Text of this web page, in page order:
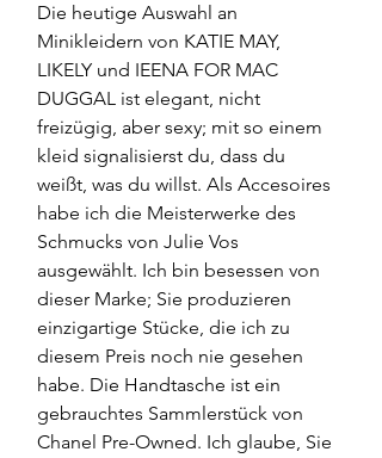
Die heutige Auswahl an
Minikleidern von KATIE MAY,
LIKELY und IEENA FOR MAC
DUGGAL ist elegant, nicht
freizügig, aber sexy; mit so einem
kleid signalisierst du, dass du
weißt, was du willst. Als Accesoires
habe ich die Meisterwerke des
Schmucks von Julie Vos
ausgewählt. Ich bin besessen von
dieser Marke; Sie produzieren
einzigartige Stücke, die ich zu
diesem Preis noch nie gesehen
habe. Die Handtasche ist ein
gebrauchtes Sammlerstück von
Chanel Pre-Owned. Ich glaube, Sie